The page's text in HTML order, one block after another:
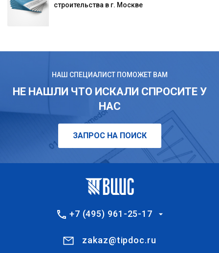
строительства в г. Москве
НАШ СПЕЦИАЛИСТ ПОМОЖЕТ ВАМ
НЕ НАШЛИ ЧТО ИСКАЛИ СПРОСИТЕ У
НАС
ЗАПРОС НА ПОИСК
+7 (495) 961-25-17
zakaz@tipdoc.ru